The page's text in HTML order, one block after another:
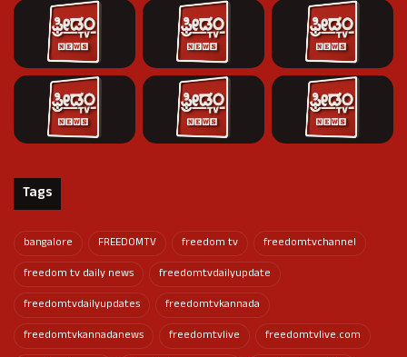
Tags
bangalore FREEDOMTV freedom tv
freedomtvchannel
freedom tv daily news
freedomtvdailyupdate
freedomtvdailyupdates
freedomtvkannada
freedomtvkannadanews
freedomtvlive
freedomtvlive.com